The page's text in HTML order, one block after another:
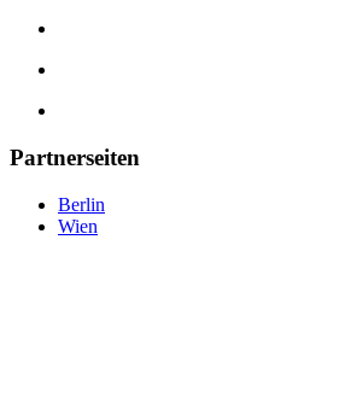
Partnerseiten
Berlin
Wien